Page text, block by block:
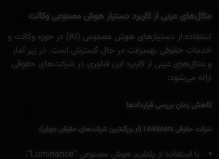
مثال‌های عینی از کاربرد دستیار هوش مصنوعی وکالت
استفاده از دستیارهای هوش مصنوعی (AI) در حوزه وکالت و
خدمات حقوقی بهسرعت در حال گسترش است. در زیر آمار
و مثال‌های عینی از کاربرد این فناوری در شرکت‌های حقوقی
ارائه می‌شود:
کاهش زمان بررسی قراردادها
شرکت حقوقی Linklaters (از بزرگ‌ترین شرکت‌های حقوقی جهان):
با استفاده از پلتفرم هوش مصنوعی “Luminance”،